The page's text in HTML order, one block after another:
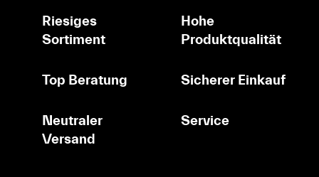
Riesiges
Sortiment
Hohe
Produktqualität
Top Beratung Sicherer Einkauf
Neutraler
Versand
Service